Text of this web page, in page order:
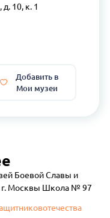
10, к. 1
Добавить в
Мои музеи
Боевой Славы и
г. Москвы Школа № 97